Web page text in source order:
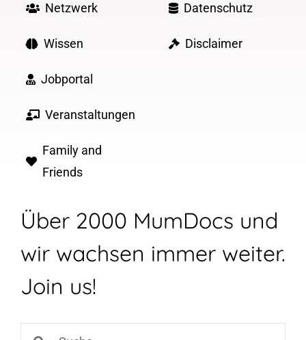
Netzwerk
Wissen
Jobportal
Veranstaltungen
Family and
Friends
Datenschutz
Disclaimer
Über 2000 MumDocs und
wir wachsen immer weiter.
Join us!